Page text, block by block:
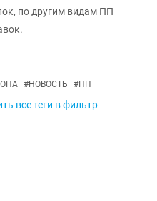
по другим видам ПП
#НОВОСТЬ #ПП
все теги в фильтр